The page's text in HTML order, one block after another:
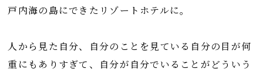
戸内海の島にできたリゾートホテルに。
人から見た自分、自分のことを見ている自分の目が何
重にもありすぎて、自分が自分でいることがどういう